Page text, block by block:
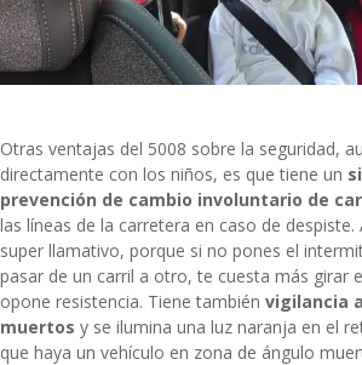
Otras ventajas del 5008 sobre la seguridad,
directamente con los niños, es que tiene un
prevención de cambio involuntario de
las líneas de la carretera en caso de
super llamativo, porque si no pones el
pasar de un carril a otro, te cuesta más girar
opone resistencia. Tiene también vigilancia
muertos y se ilumina una luz naranja en el
que haya un vehículo en zona de ángulo